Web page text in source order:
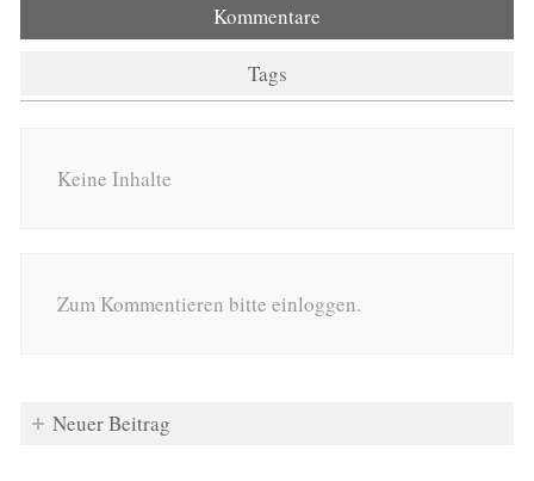
Kommentare
Tags
Keine Inhalte
Zum Kommentieren bitte einloggen.
Neuer Beitrag